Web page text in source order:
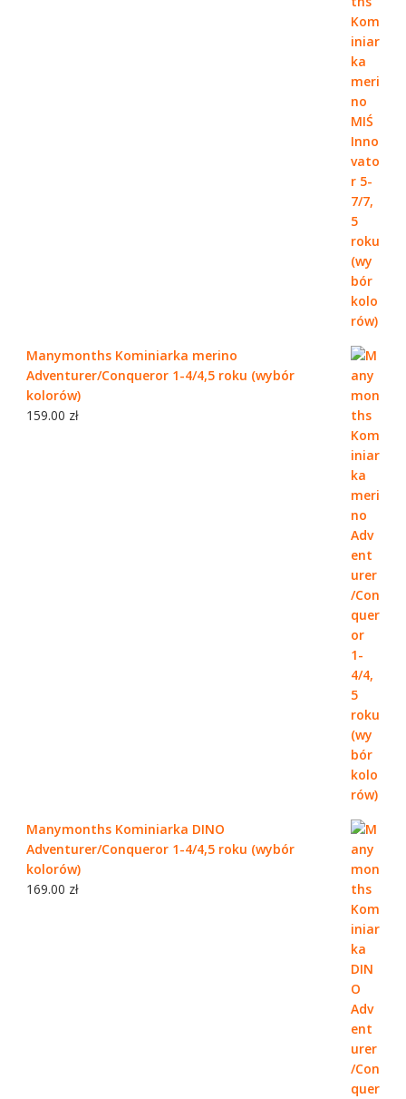
Manymonths Kominiarka merino
Adventurer/Conqueror 1-4/4,5 roku (wybór
kolorów)
159.00 zł
Manymonths Kominiarka DINO
Adventurer/Conqueror 1-4/4,5 roku (wybór
kolorów)
169.00 zł